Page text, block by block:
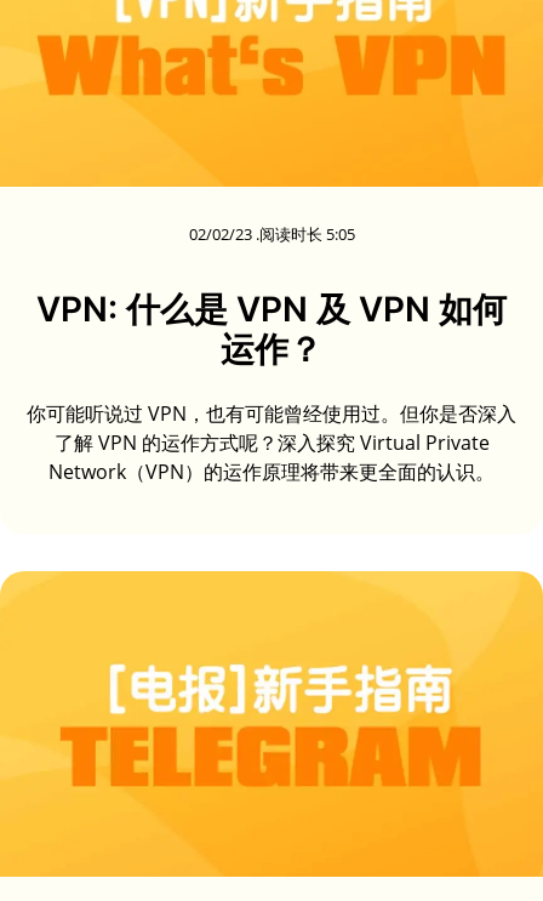
02/02/23 .阅读时长 5:05
VPN: 什么是 VPN 及 VPN 如何
运作？
你可能听说过 VPN，也有可能曾经使用过。但你是否深入
了解 VPN 的运作方式呢？深入探究 Virtual Private
Network（VPN）的运作原理将带来更全面的认识。